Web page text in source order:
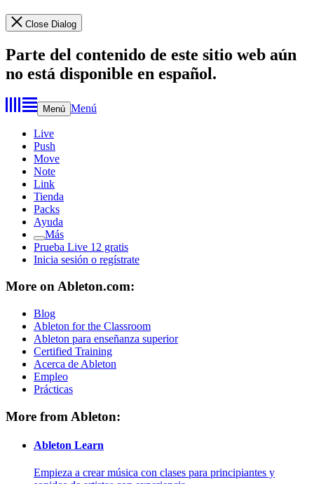
Close Dialog
Parte del contenido de este sitio web aún
no está disponible en español.
Menú Menú
Live
Push
Move
Note
Link
Tienda
Packs
Ayuda
Más
Prueba Live 12 gratis
Inicia sesión o regístrate
More on Ableton.com:
Blog
Ableton for the Classroom
Ableton para enseñanza superior
Certified Training
Acerca de Ableton
Empleo
Prácticas
More from Ableton:
Ableton Learn
Empieza a crear música con clases para principiantes y